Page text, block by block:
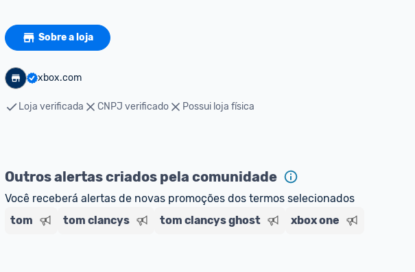
Sobre a loja
xbox.com
Loja verificada CNPJ verificado Possui loja física
Outros alertas criados pela comunidade
Você receberá alertas de novas promoções dos termos selecionados
tom
tom clancys tom clancys ghost xbox one